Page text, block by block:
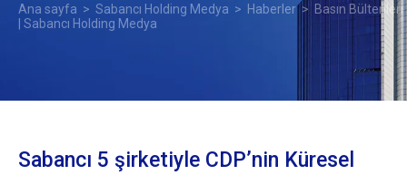
Ana sayfa > Sabancı Holding Medya > Haberler> Basın Bültenleri
| Sabancı Holding Medya
Sabancı 5 şirketiyle CDP’nin Küresel